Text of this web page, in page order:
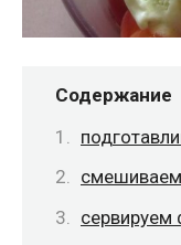
Содержание
сервируем